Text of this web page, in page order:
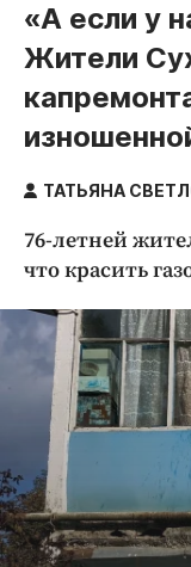
Новости
Статьи
Народные
Авто и
Культура
Общество
Погода
Праздники
Спорт
Экономика
«А если у
Жители
ТАТЬЯНА
76-летней
что красить